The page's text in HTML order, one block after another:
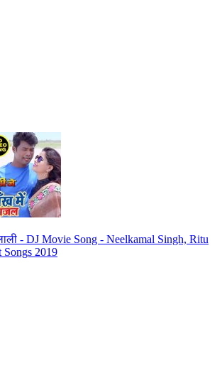
- DJ Movie Song - Neelkamal Singh, Ritu
2019